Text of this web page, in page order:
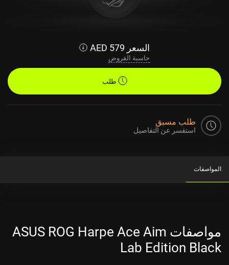
السعر AED 579
حاسبة القروض
طلب
طلب مسبق
استفسر عن التفاصيل
المواصفات
مواصفات ASUS ROG Harpe Ace Aim
Lab Edition Black